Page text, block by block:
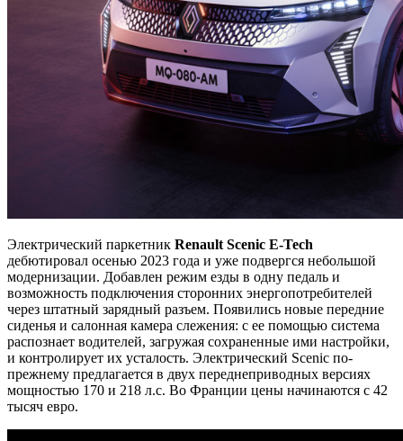
Электрический паркетник Renault Scenic E-Tech
дебютировал осенью 2023 года и уже подвергся небольшой
модернизации. Добавлен режим езды в одну педаль и
возможность подключения сторонних энергопотребителей
через штатный зарядный разъем. Появились новые передние
сиденья и салонная камера слежения: с ее помощью система
распознает водителей, загружая сохраненные ими настройки,
и контролирует их усталость. Электрический Scenic по-
прежнему предлагается в двух переднеприводных версиях
мощностью 170 и 218 л.с. Во Франции цены начинаются с 42
тысяч евро.